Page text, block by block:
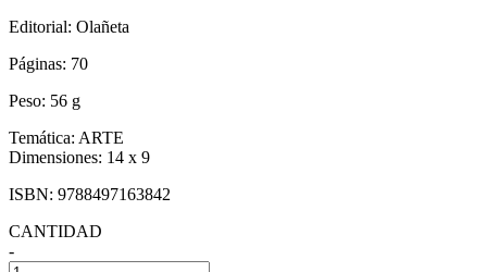
Editorial: Olañeta
Páginas: 70
Peso: 56 g
Temática: ARTE
Dimensiones: 14 x 9
ISBN: 9788497163842
CANTIDAD
-